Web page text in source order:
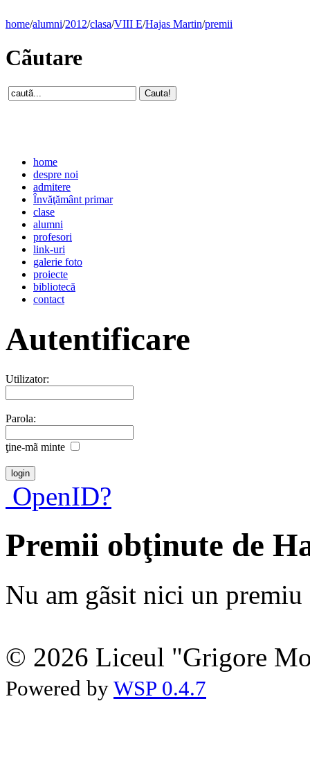
home/alumni/2012/clasa/VIII E/Hajas Martin/premii
Cãutare
home
despre noi
admitere
Învăţământ primar
clase
alumni
profesori
link-uri
galerie foto
proiecte
bibliotecă
contact
Autentificare
Utilizator:
Parola:
ţine-mã minte
OpenID?
Premii obţinute de
Nu am gãsit nici un premiu
© 2026 Liceul "Grigore
Powered by WSP 0.4.7